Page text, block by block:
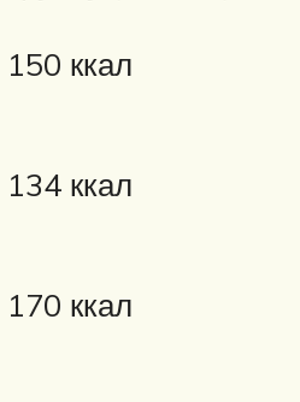
150 ккал
134 ккал
170 ккал